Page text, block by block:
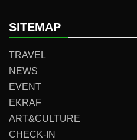
SITEMAP
TRAVEL
NEWS
EVENT
EKRAF
ART&CULTURE
CHECK-IN